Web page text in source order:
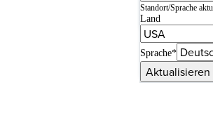
Vet Systems
Supplier Portal
Standort/Sprache
Land
Sprache*
Aktualisieren